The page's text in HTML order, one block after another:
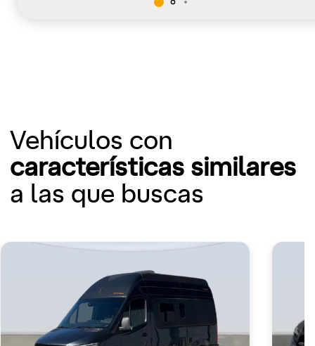
Vehículos con
características similares
a las que buscas